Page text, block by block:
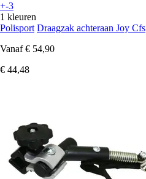
+-3
1 kleuren
Polisport Draagzak achteraan Joy Cfs
Vanaf € 54,90
€ 44,48